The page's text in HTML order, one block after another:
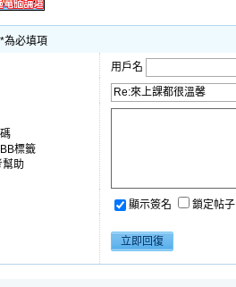
為必填項
用戶名
標籤
幫助
顯示簽名 鎖定帖子